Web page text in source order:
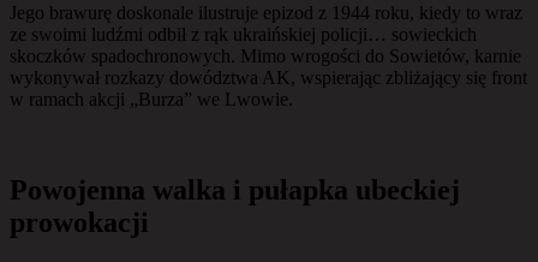
Jego brawurę doskonale ilustruje epizod z 1944 roku, kiedy to wraz
ze swoimi ludźmi odbił z rąk ukraińskiej policji… sowieckich
skoczków spadochronowych. Mimo wrogości do Sowietów, karnie
wykonywał rozkazy dowództwa AK, wspierając zbliżający się front
w ramach akcji „Burza” we Lwowie.
Powojenna walka i pułapka ubeckiej
prowokacji